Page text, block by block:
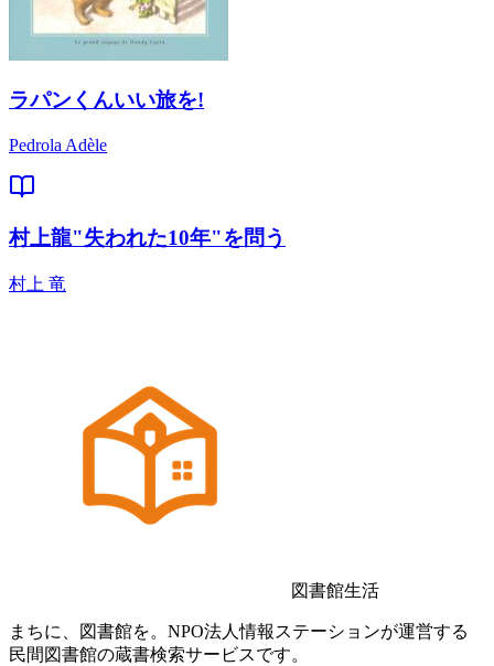
ラパンくんいい旅を!
Pedrola Adèle
村上龍"失われた10年"を問う
村上 竜
図書館生活
まちに、図書館を。NPO法人情報ステーションが運営する
民間図書館の蔵書検索サービスです。